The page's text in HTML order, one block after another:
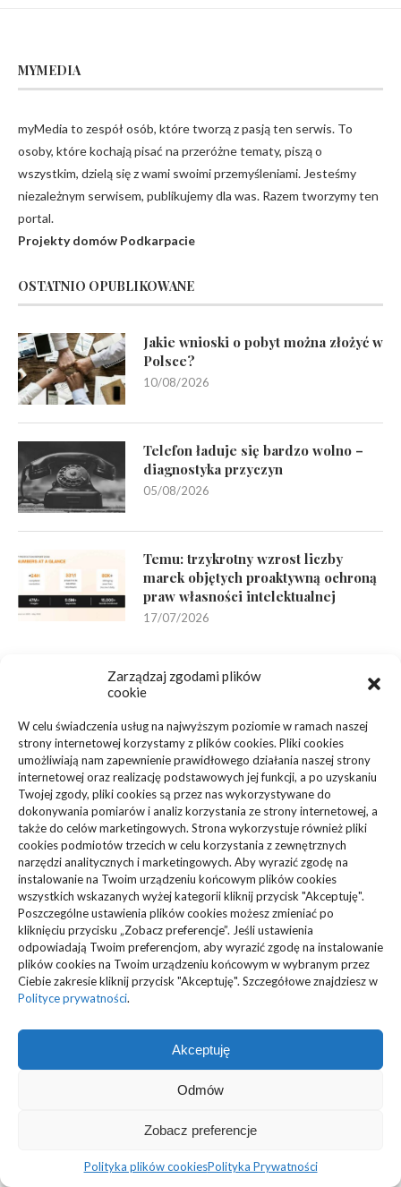
Zarządzaj zgodami plików
cookie
W celu świadczenia usług na najwyższym poziomie w ramach naszej
strony internetowej korzystamy z plików cookies. Pliki cookies
umożliwiają nam zapewnienie prawidłowego działania naszej strony
internetowej oraz realizację podstawowych jej funkcji, a po uzyskaniu
Twojej zgody, pliki cookies są przez nas wykorzystywane do
dokonywania pomiarów i analiz korzystania ze strony internetowej, a
także do celów marketingowych. Strona wykorzystuje również pliki
cookies podmiotów trzecich w celu korzystania z zewnętrznych
narzędzi analitycznych i marketingowych. Aby wyrazić zgodę na
instalowanie na Twoim urządzeniu końcowym plików cookies
wszystkich wskazanych wyżej kategorii kliknij przycisk "Akceptuję".
Poszczególne ustawienia plików cookies możesz zmieniać po
kliknięciu przycisku „Zobacz preferencje”. Jeśli ustawienia
odpowiadają Twoim preferencjom, aby wyrazić zgodę na instalowanie
plików cookies na Twoim urządzeniu końcowym w wybranym przez
Ciebie zakresie kliknij przycisk "Akceptuję". Szczegółowe znajdziesz w
Polityce prywatności.
Akceptuję
Odmów
Zobacz preferencje
Polityka plików cookiesPolityka Prywatności
MYMEDIA
myMedia to zespół osób, które tworzą z pasją ten serwis. To
osoby, które kochają pisać na przeróżne tematy, piszą o
wszystkim, dzielą się z wami swoimi przemyśleniami. Jesteśmy
niezależnym serwisem, publikujemy dla was. Razem tworzymy ten
portal.
Projekty domów Podkarpacie
OSTATNIO OPUBLIKOWANE
Jakie wnioski o pobyt można złożyć w
Polsce?
10/08/2026
Telefon ładuje się bardzo wolno –
diagnostyka przyczyn
05/08/2026
Temu: trzykrotny wzrost liczby
marek objętych proaktywną ochroną
praw własności intelektualnej
17/07/2026
Inne (95)
Biznes, Finanse
Dom, Ogród
Zdrowie, Medycyna
Edukacja, Rozrywka
Sport, Turystyka (34)
Budownictwo, Przemysł
Technologie (23)
Usługi (73)